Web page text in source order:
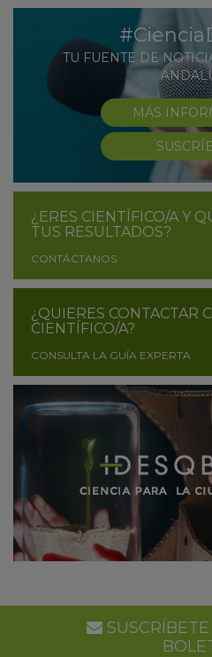
TU FUENTE DE
MÁS
¿ERES CIENTÍFICO/A Y
TUS RESULTADOS?
CONTÁCTANOS
¿QUIERES CONTACTAR
CIENTÍFICO/A?
CONSULTA LA GUÍA EXPERTA